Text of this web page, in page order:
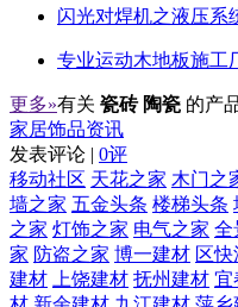
闪光对焊机之液压
专业运动木地板施工
更多»有关 瓷砖 陶瓷 的产
家居饰品资讯
发表评论 | 0评
移动社区 天花之家 木门之
墙之家 五金头条 楼梯头条
之家 灯饰之家 电气之家 全
家 防盗之家 博一建材 区快
建材
上饶建材 抚州建材 宜